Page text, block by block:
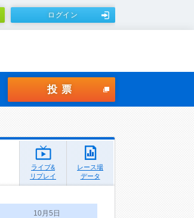
ログイン
投票
ライブ&
リプレイ
レース場
データ
10月5日